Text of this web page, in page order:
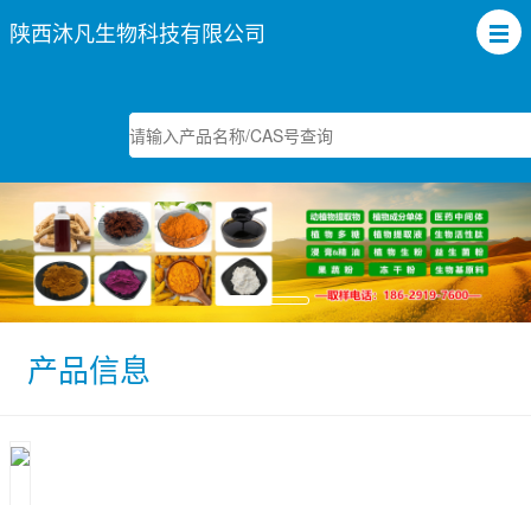
陕西沐凡生物科技有限公司
产品信息